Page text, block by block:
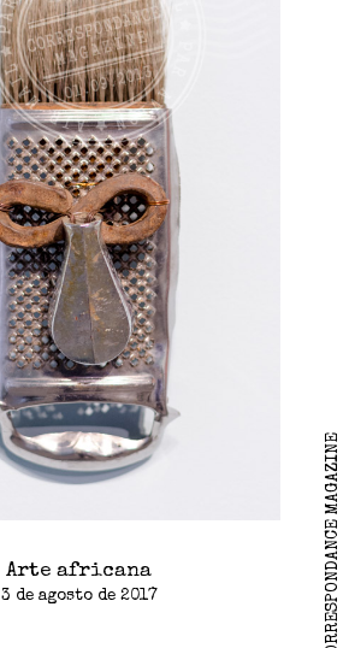
Arte africana
3 de agosto de 2017 2026 CORRESPONDANCE MAGAZINE